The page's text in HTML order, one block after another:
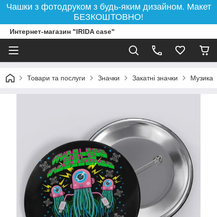
Чашки з фотодруком з будь-яким дизайном. Макет
БЕЗКОШТОВНО!
Интернет-магазин "IRIDA case"
Товари та послуги Значки Закатні значки Музика